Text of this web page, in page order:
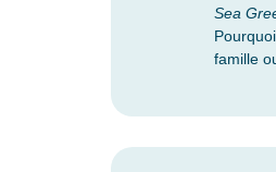
Sea
famille